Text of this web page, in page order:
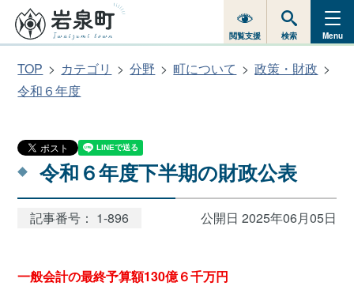
閲覧支援 検索 Menu
TOP カテゴリ 分野 町について
政策・財政
令和６年度
令和６年度下半期の財政公表
記事番号： 1-896 公開日 2025年06月05日
一般会計の最終予算額130億６千万円